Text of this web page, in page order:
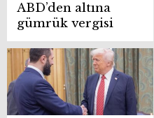
ABD’den altına
gümrük vergisi